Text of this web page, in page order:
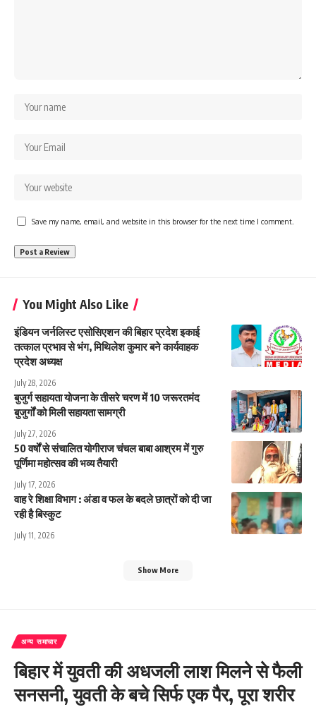
Save my name, email, and website in this browser for the next time I comment.
You Might Also Like
इंडियन जर्नलिस्ट एसोसिएशन की बिहार प्रदेश इकाई
तत्काल प्रभाव से भंग, मिथिलेश कुमार बने कार्यवाहक
प्रदेश अध्यक्ष
July 28, 2026
बुजुर्ग सहायता योजना के तीसरे चरण में 10 जरूरतमंद
बुजुर्गों को मिली सहायता सामग्री
July 27, 2026
50 वर्षों से संचालित योगीराज चंचल बाबा आश्रम में गुरु
पूर्णिमा महोत्सव की भव्य तैयारी
July 17, 2026
वाह रे शिक्षा विभाग : अंडा व फल के बदले छात्रों को दी जा
रही है बिस्कुट
July 11, 2026
Show More
अन्य समाचार
बिहार में युवती की अधजली लाश मिलने से फैली
सनसनी, युवती के बचे सिर्फ एक पैर, पूरा शरीर